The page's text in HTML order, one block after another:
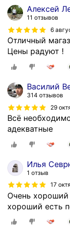
Алексей
11 отзывов
6
Отличный
Цены радуют !
Василий
314 отзывов
29
Всё
адекватные
Илья
1 отзыв
17
Очень хороший
хороший есть